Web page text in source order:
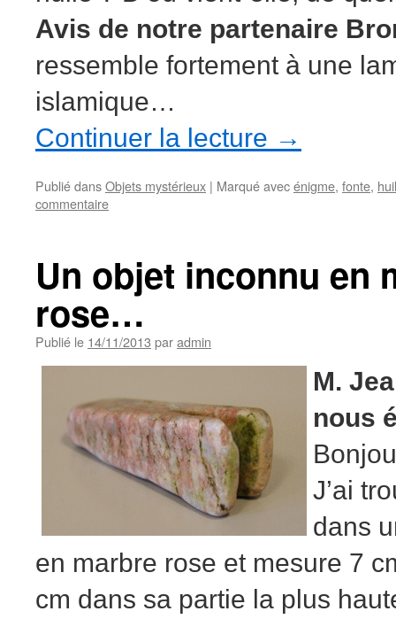
Avis de notre partenaire
ressemble fortement à une
islamique…
Continuer la lecture →
Publié dansObjets mystérieux | Marqué avecénigme, fonte,
commentaire
Un objet inconnu en
rose…
Publié le 14/11/2013 paradmin
M.
nous
J’ai
dans
en marbre rose et mesure 7
cm dans sa partie la plus